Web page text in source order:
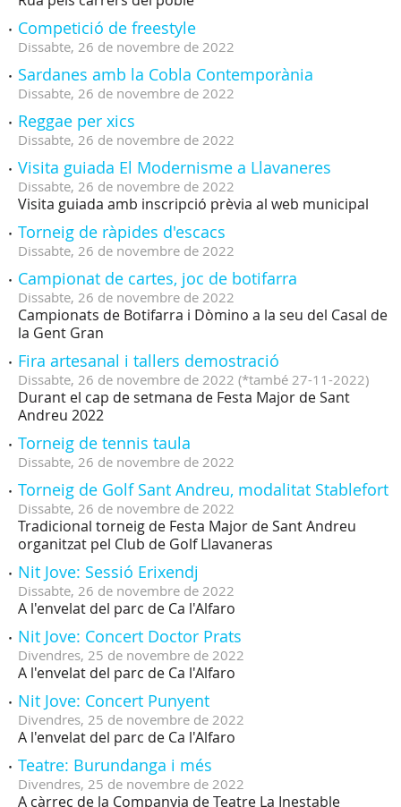
Competició de freestyle
Dissabte, 26 de novembre de 2022
Sardanes amb la Cobla Contemporània
Dissabte, 26 de novembre de 2022
Reggae per xics
Dissabte, 26 de novembre de 2022
Visita guiada El Modernisme a Llavaneres
Dissabte, 26 de novembre de 2022
Visita guiada amb inscripció prèvia al web municipal
Torneig de ràpides d'escacs
Dissabte, 26 de novembre de 2022
Campionat de cartes, joc de botifarra
Dissabte, 26 de novembre de 2022
Campionats de Botifarra i Dòmino a la seu del Casal de
la Gent Gran
Fira artesanal i tallers demostració
Dissabte, 26 de novembre de 2022 (*també 27-11-2022)
Durant el cap de setmana de Festa Major de Sant
Andreu 2022
Torneig de tennis taula
Dissabte, 26 de novembre de 2022
Torneig de Golf Sant Andreu, modalitat Stablefort
Dissabte, 26 de novembre de 2022
Tradicional torneig de Festa Major de Sant Andreu
organitzat pel Club de Golf Llavaneras
Nit Jove: Sessió Erixendj
Dissabte, 26 de novembre de 2022
A l'envelat del parc de Ca l'Alfaro
Nit Jove: Concert Doctor Prats
Divendres, 25 de novembre de 2022
A l'envelat del parc de Ca l'Alfaro
Nit Jove: Concert Punyent
Divendres, 25 de novembre de 2022
A l'envelat del parc de Ca l'Alfaro
Teatre: Burundanga i més
Divendres, 25 de novembre de 2022
A càrrec de la Companyia de Teatre La Inestable